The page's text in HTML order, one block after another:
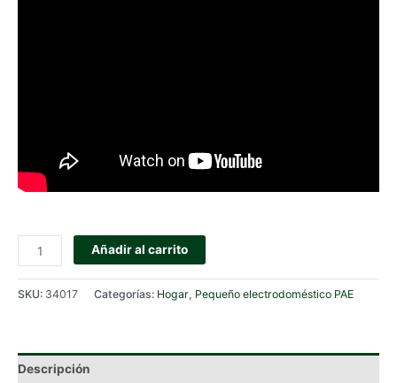
CORTAPELO
METÁLICO
PROFESIONAL
DORADO
cantidad
Añadir al carrito
SKU: 34017 Categorías: Hogar, Pequeño electrodoméstico PAE
Descripción